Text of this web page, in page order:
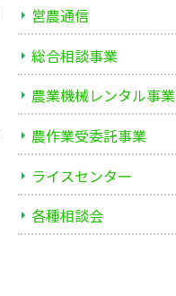
営農通信
総合相談事業
農業機械レンタル事業
農作業受委託事業
ライスセンター
各種相談会